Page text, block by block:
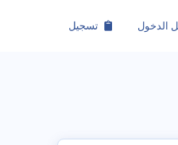
الدخول تسجيل